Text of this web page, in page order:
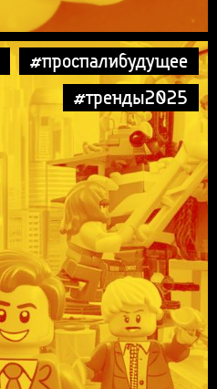
#проспалибудущее
#тренды2025